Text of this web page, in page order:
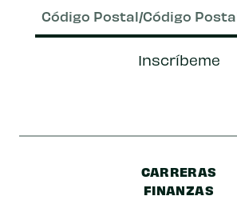
electrónico(Requerido)
Postal/CódigoInscríbeme
CARRERAS
FINANZAS